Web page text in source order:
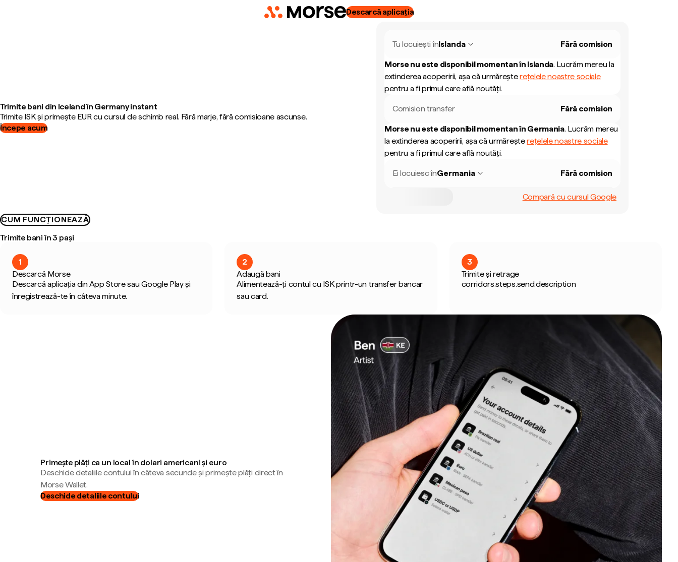
Descarcă aplicația
Trimite bani din Iceland în Germany instant
Trimite ISK și primește EUR cu cursul de schimb real. Fără marje, fără comisioane ascunse.
Începe acum
Tu locuiești înIslanda Fără comision
Morse nu este disponibil momentan în Islanda. Lucrăm mereu la
extinderea acoperirii, așa că urmăreșterețelele noastre sociale
pentru a fi primul care află noutăți.
Comision transfer Fără comision
Morse nu este disponibil momentan în Germania. Lucrăm mereu
la extinderea acoperirii, așa că urmăreșterețelele noastre sociale
pentru a fi primul care află noutăți.
Ei locuiesc înGermania Fără comision
Compară cu cursul Google
CUM FUNCȚIONEAZĂ
Trimite bani în 3 pași
1
Descarcă Morse
Descarcă aplicația din App Store sau Google Play și
înregistrează-te în câteva minute.
2
Adaugă bani
Alimentează-ți contul cu ISK printr-un transfer bancar
sau card.
3
Trimite și retrage
corridors.steps.send.description
Primește plăți ca un local în dolari americani și euro
Deschide detaliile contului în câteva secunde și primește plăți direct în
Morse Wallet.
Deschide detaliile contului